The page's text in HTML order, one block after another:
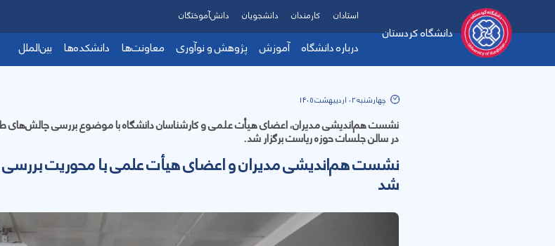
دانشگاه کردستان
درباره دانشگاه آموزش پژوهش و نوآوری معاونت‌ها دانشکده‌ها بین‌الملل
استادان کارمندان دانشجویان دانش‌آموختگان
چهارشنبه 02 اردیبهشت 1405
در سالن جلسات حوزه ریاست برگزار شد.
نشست هم‌اندیشی مدیران و اعضای هیأت علمی با محوریت
شد